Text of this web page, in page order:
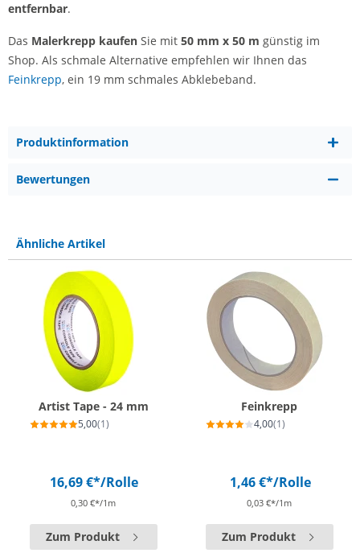
entfernbar.
Das Malerkrepp kaufen Sie mit 50 mm x 50 m günstig im
Shop. Als schmale Alternative empfehlen wir Ihnen das
Feinkrepp, ein 19 mm schmales Abklebeband.
Produktinformation
Bewertungen
Ähnliche Artikel
Artist Tape - 24 mm
5,00(1)
16,69 €*/Rolle
0,30 €*/1m
Zum Produkt
Feinkrepp
4,00(1)
1,46 €*/Rolle
0,03 €*/1m
Zum Produkt